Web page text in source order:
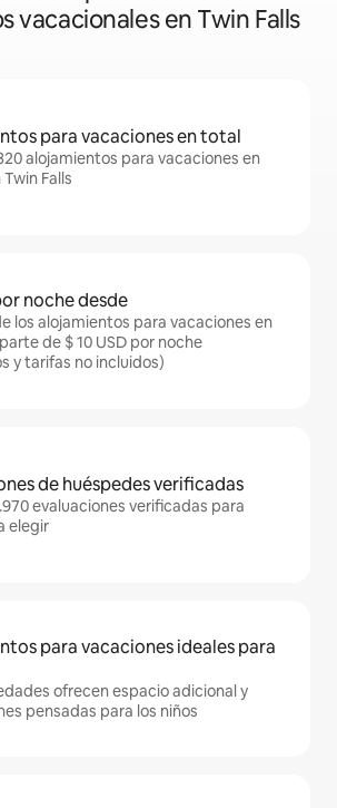
vacacionales en Twin Falls
para vacaciones en total
alojamientos para vacaciones en
Falls
noche desde
los alojamientos para vacaciones en
de $ 10 USD por noche
y tarifas no incluidos)
de huéspedes verificadas
evaluaciones verificadas para
elegir
para vacaciones ideales para
ofrecen espacio adicional y
pensadas para los niños